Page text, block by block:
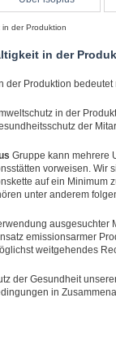
in der Produktion
in der
der Produktion
in der
der
Gruppe kann mehrere
vorweisen. Wir
auf ein Minimum
unter anderem
ausgesuchter
emissionsarmer
weitgehendes
der Gesundheit
in